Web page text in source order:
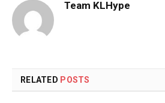
Team KLHype
RELATED POSTS